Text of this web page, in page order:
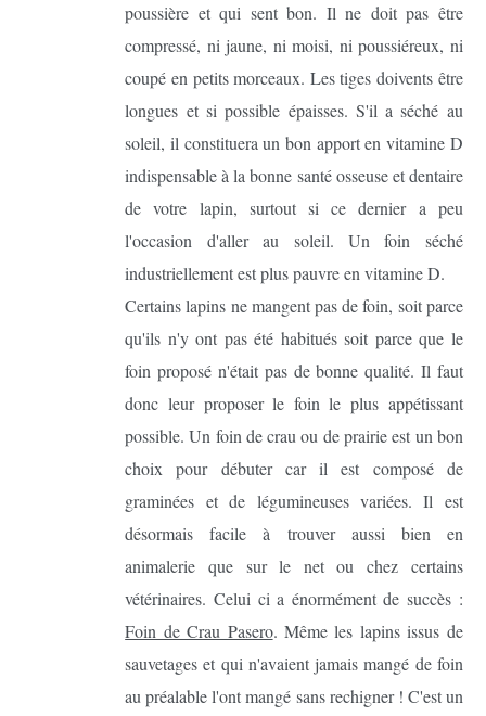
poussière et qui sent bon. Il ne doit pas être
compressé, ni jaune, ni moisi, ni poussiéreux, ni
coupé en petits morceaux. Les tiges doivents être
longues et si possible épaisses. S'il a séché au
soleil, il constituera un bon apport en vitamine D
indispensable à la bonne santé osseuse et dentaire
de votre lapin, surtout si ce dernier a peu
l'occasion d'aller au soleil. Un foin séché
industriellement est plus pauvre en vitamine D.
Certains lapins ne mangent pas de foin, soit parce
qu'ils n'y ont pas été habitués soit parce que le
foin proposé n'était pas de bonne qualité. Il faut
donc leur proposer le foin le plus appétissant
possible. Un foin de crau ou de prairie est un bon
choix pour débuter car il est composé de
graminées et de légumineuses variées. Il est
désormais facile à trouver aussi bien en
animalerie que sur le net ou chez certains
vétérinaires. Celui ci a énormément de succès :
Foin de Crau Pasero. Même les lapins issus de
sauvetages et qui n'avaient jamais mangé de foin
au préalable l'ont mangé sans rechigner ! C'est un